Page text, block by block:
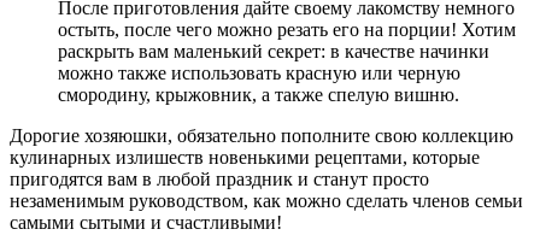
После приготовления дайте своему лакомству немного
остыть, после чего можно резать его на порции! Хотим
раскрыть вам маленький секрет: в качестве начинки
можно также использовать красную или черную
смородину, крыжовник, а также спелую вишню.
Дорогие хозяюшки, обязательно пополните свою коллекцию
кулинарных излишеств новенькими рецептами, которые
пригодятся вам в любой праздник и станут просто
незаменимым руководством, как можно сделать членов семьи
самыми сытыми и счастливыми!